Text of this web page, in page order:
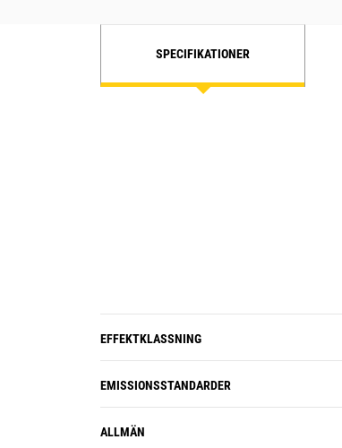
SPECIFIKATIONER
EFFEKTKLASSNING
EMISSIONSSTANDARDER
ALLMÄN